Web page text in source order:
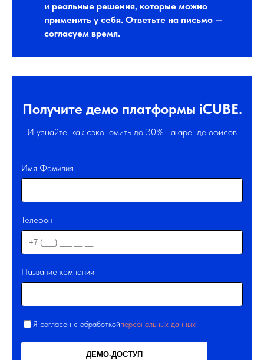
и реальные решения, которые можно
применить у себя. Ответьте на письмо —
согласуем время.
Получите демо платформы iCUBE.
И узнайте, как сэкономить до 30% на аренде офисов
Имя Фамилия
Телефон
Название компании
Я согласен с обработкойперсональных данных
ДЕМО-ДОСТУП